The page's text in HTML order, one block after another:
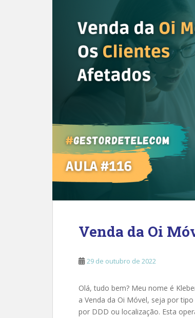
Venda da Oi
29 de outubro de 2022
Olá, tudo bem? Meu nome é
a Venda da Oi Móvel, seja por
por DDD ou localização. Esta